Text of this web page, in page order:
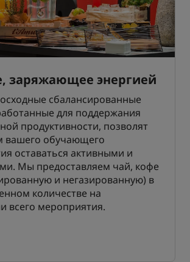
заряжающее энергией
сбалансированные
для поддержания
продуктивности, позволят
вашего обучающего
оставаться активными и
Мы предоставляем чай, кофе
и негазированную) в
количестве на
всего мероприятия.